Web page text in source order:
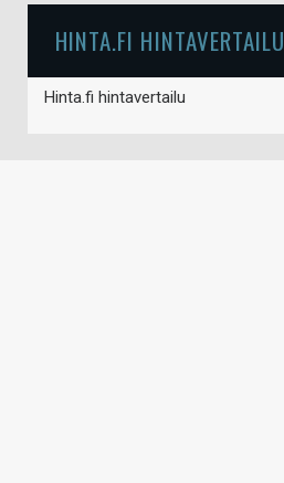
HINTA.FI HINTAVERTAILU
Hinta.fi hintavertailu